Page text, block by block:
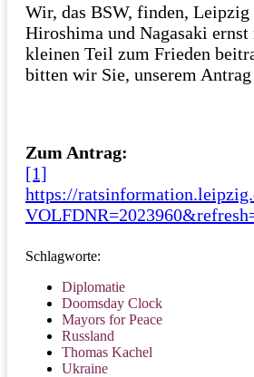
Wir, das BSW, finden,
Hiroshima und Nagasaki ernst
kleinen Teil zum Frieden
bitten wir Sie, unserem
Zum Antrag:
[1]
https://
Schlagworte:
Diplomatie
Doomsday Clock
Mayors for Peace
Russland
Thomas Kachel
Ukraine